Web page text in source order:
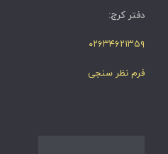
دفتر کرج:
۰۲۶۳۴۶۲۱۳۵۹
فرم نظر سنجی